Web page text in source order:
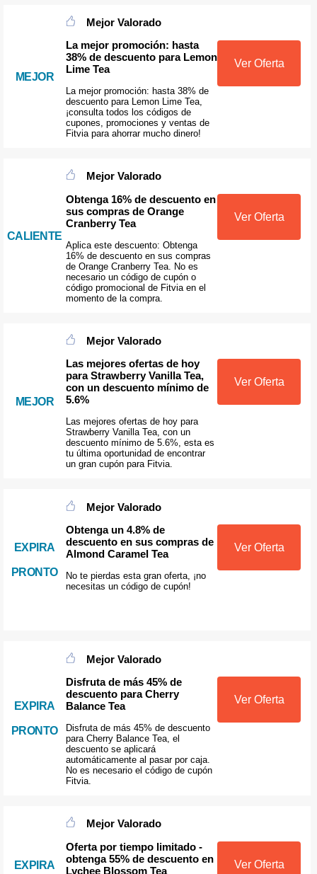
MEJOR
Mejor Valorado
La mejor promoción: hasta
38% de descuento para Lemon
Lime Tea
La mejor promoción: hasta 38% de
descuento para Lemon Lime Tea,
¡consulta todos los códigos de
cupones, promociones y ventas de
Fitvia para ahorrar mucho dinero!
Ver Oferta
CALIENTE
Mejor Valorado
Obtenga 16% de descuento en
sus compras de Orange
Cranberry Tea
Aplica este descuento: Obtenga
16% de descuento en sus compras
de Orange Cranberry Tea. No es
necesario un código de cupón o
código promocional de Fitvia en el
momento de la compra.
Ver Oferta
MEJOR
Mejor Valorado
Las mejores ofertas de hoy
para Strawberry Vanilla Tea,
con un descuento mínimo de
5.6%
Las mejores ofertas de hoy para
Strawberry Vanilla Tea, con un
descuento mínimo de 5.6%, esta es
tu última oportunidad de encontrar
un gran cupón para Fitvia.
Ver Oferta
EXPIRA
PRONTO
Mejor Valorado
Obtenga un 4.8% de
descuento en sus compras de
Almond Caramel Tea
No te pierdas esta gran oferta, ¡no
necesitas un código de cupón!
Ver Oferta
EXPIRA
PRONTO
Mejor Valorado
Disfruta de más 45% de
descuento para Cherry
Balance Tea
Disfruta de más 45% de descuento
para Cherry Balance Tea, el
descuento se aplicará
automáticamente al pasar por caja.
No es necesario el código de cupón
Fitvia.
Ver Oferta
EXPIRA
Mejor Valorado
Oferta por tiempo limitado -
obtenga 55% de descuento en
Lychee Blossom Tea
Ver Oferta